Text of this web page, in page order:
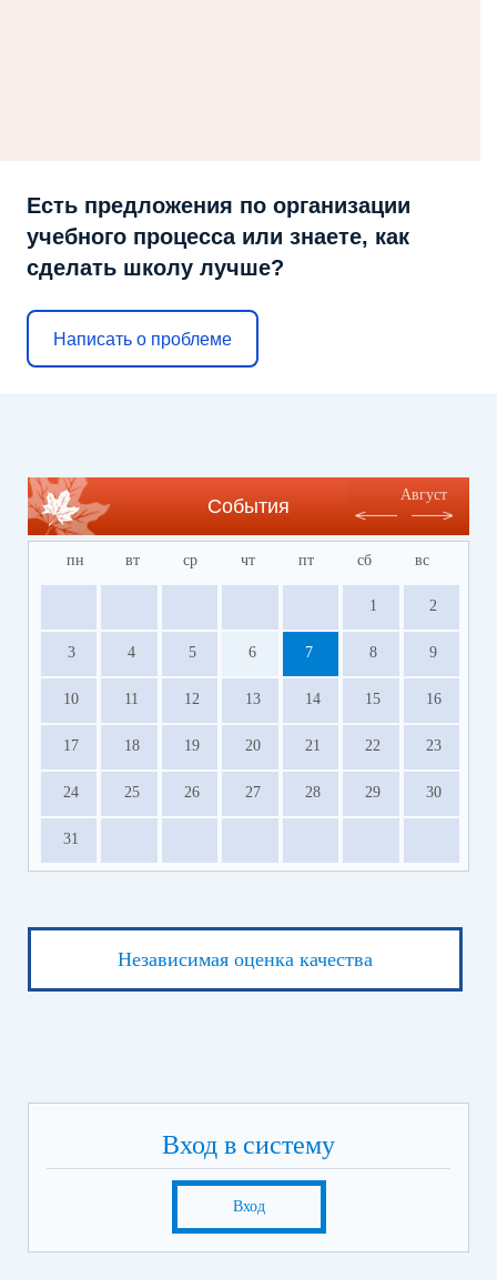
Есть предложения по организации
учебного процесса или знаете, как
сделать школу лучше?
Написать о проблеме
События
Август
пн вт ср чт пт сб вс
1 2
3 4 5 6 7 8 9
10 11 12 13 14 15 16
17 18 19 20 21 22 23
24 25 26 27 28 29 30
31
Независимая оценка качества
Вход в систему
Вход